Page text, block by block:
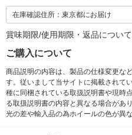
在庫確認住所：東京都にお届け
賞味期限/使用期限・返品について
ご購入について
商品説明の内容は、製品の仕様変更な
す。従いまして当サイトに掲載されて
種に同梱されている取扱説明書や現時
る取扱説明書の内容と異なる場合が
光の差や輸入品の為ホイールの色が異